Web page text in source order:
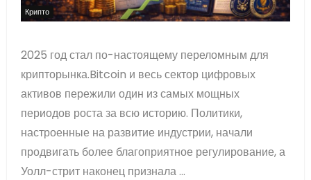
Крипто
2025 год стал по-настоящему переломным для
крипторынка.Bitcoin и весь сектор цифровых
активов пережили один из самых мощных
периодов роста за всю историю. Политики,
настроенные на развитие индустрии, начали
продвигать более благоприятное регулирование, а
Уолл-стрит наконец признала ...